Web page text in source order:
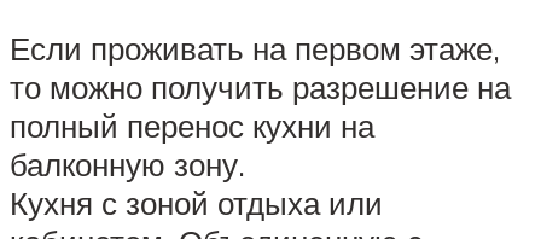
Если проживать на первом этаже,
то можно получить разрешение на
полный перенос кухни на
балконную зону.
Кухня с зоной отдыха или